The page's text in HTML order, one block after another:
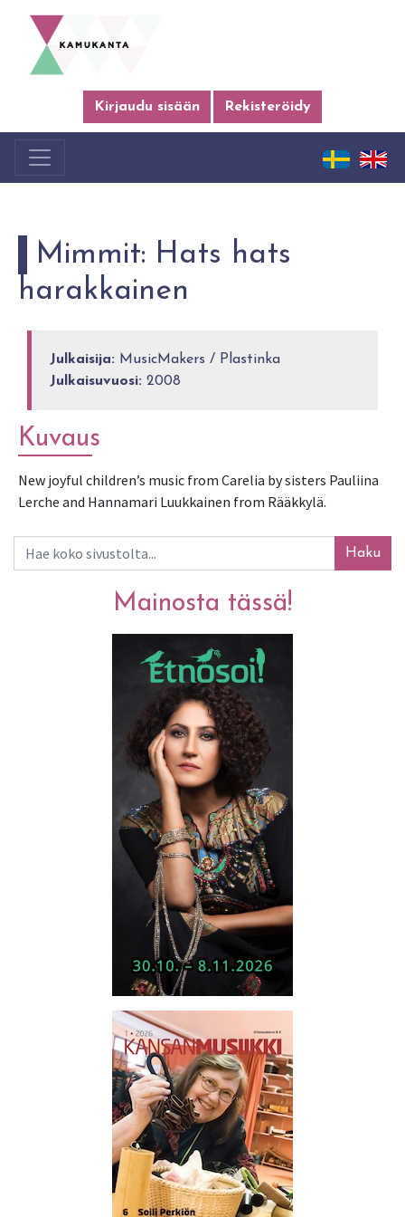
Kirjaudu sisään Rekisteröidy
Mimmit: Hats hats
harakkainen
Julkaisija: MusicMakers / Plastinka
Julkaisuvuosi: 2008
Kuvaus
New joyful children’s music from Carelia by sisters Pauliina
Lerche and Hannamari Luukkainen from Rääkkylä.
Haku
Mainosta tässä!